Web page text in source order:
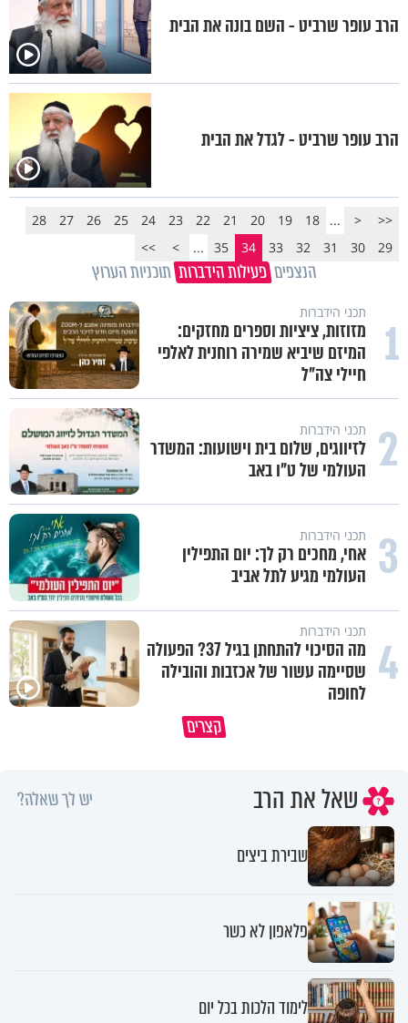
הרב עופר שרביט - השם בונה את הבית
הרב עופר שרביט - לגדל את הבית
<<
<
...
18
19
20
21
22
23
24
25
26
27
28
29
30
31
32
33
34
35
...
>
>>
הנצפים פעילות הידברות תוכניות הערוץ
1 תכני הידברות
מזוזות, ציציות וספרים מחזקים:
המיזם שיביא שמירה רוחנית לאלפי
חיילי צה"ל
2 תכני הידברות
לזיווגים, שלום בית וישועות: המשדר
העולמי של ט"ו באב
3 תכני הידברות
אחי, מחכים רק לך: יום התפילין
העולמי מגיע לתל אביב
4 תכני הידברות
מה הסיכוי להתחתן בגיל 37? הפעולה
שסיימה עשור של אכזבות והובילה
לחופה
קצרים
איך לשלוט בסיטואציה בצורה נכונה?
שאל את הרב יש לך שאלה?
שבירת ביצים
פלאפון לא כשר
לימוד הלכות בכל יום